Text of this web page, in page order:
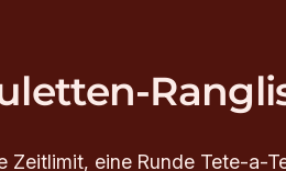
Zeitlimit, eine Runde Tete-a-